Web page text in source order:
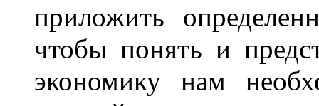
приложить
чтобы понять и
экономику нам